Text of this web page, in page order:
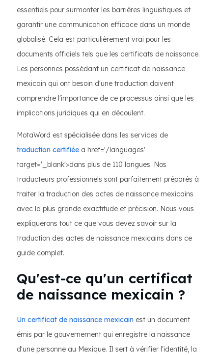
essentiels pour surmonter les barrières linguistiques et
garantir une communication efficace dans un monde
globalisé. Cela est particulièrement vrai pour les
documents officiels tels que les certificats de naissance.
Les personnes possédant un certificat de naissance
mexicain qui ont besoin d'une traduction doivent
comprendre l'importance de ce processus ainsi que les
implications juridiques qui en découlent.
MotaWord est spécialisée dans les services de
traduction certifiée a href='/languages'
target='_blank'>dans plus de 110 langues. Nos
traducteurs professionnels sont parfaitement préparés à
traiter la traduction des actes de naissance mexicains
avec la plus grande exactitude et précision. Nous vous
expliquerons tout ce que vous devez savoir sur la
traduction des actes de naissance mexicains dans ce
guide complet.
Qu'est-ce qu'un certificat
de naissance mexicain ?
Un certificat de naissance mexicain est un document
émis par le gouvernement qui enregistre la naissance
d'une personne au Mexique. Il sert à vérifier l'identité, la